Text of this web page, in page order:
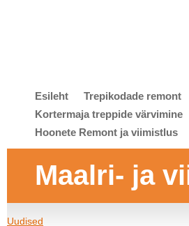
Esileht Trepikodade remont
Kortermaja treppide värvimine
Hoonete Remont ja viimistlus
Maalri- ja
Uudised